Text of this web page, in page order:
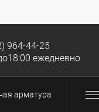
964-44-25
ежедневно
арматура